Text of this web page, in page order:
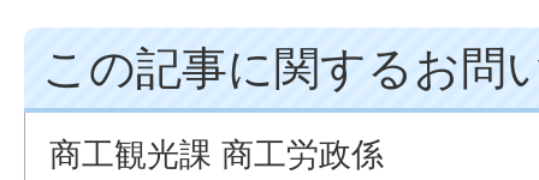
この記事に関するお問
商工観光課 商工労政係